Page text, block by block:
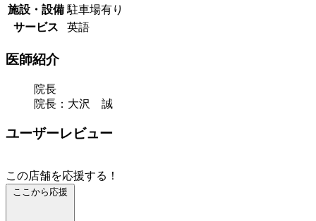
施設・設備 駐車場有り
サービス
英語
医師紹介
院長
院長：大沢 誠
ユーザーレビュー
この店舗を応援する！
ここから応援